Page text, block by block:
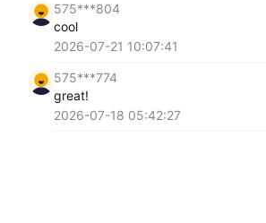
575***804
cool
2026-07-21 10:07:41
575***774
great!
2026-07-18 05:42:27